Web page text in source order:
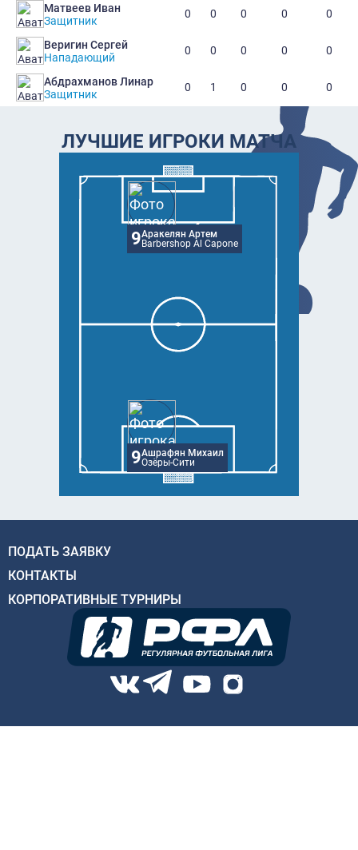
Матвеев Иван
Защитник
0 0 0 0 0
Веригин Сергей
Нападающий
0 0 0 0 0
Абдрахманов Линар
Защитник
0 1 0 0 0
ЛУЧШИЕ ИГРОКИ МАТЧА
9Аракелян Артем
Barbershop Al Capone
9Ашрафян Михаил
Озёры-Сити
ПОДАТЬ ЗАЯВКУ
КОНТАКТЫ
КОРПОРАТИВНЫЕ ТУРНИРЫ